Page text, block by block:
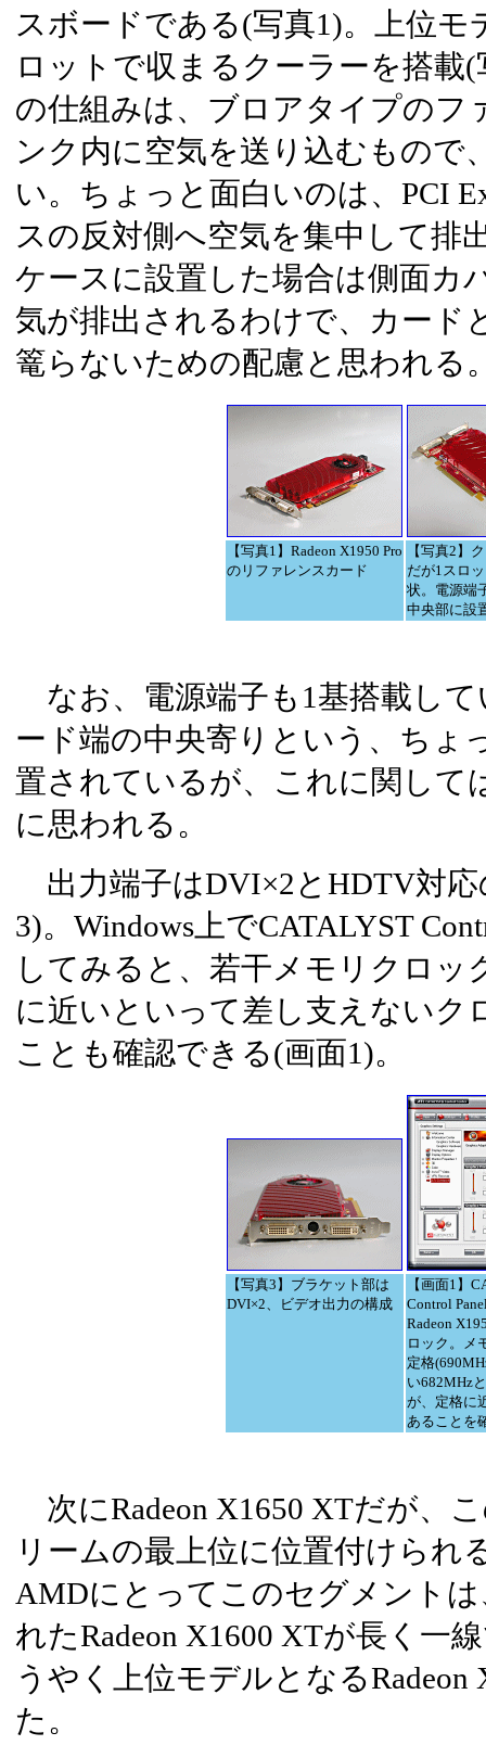
スボードである(写真1)。上位モ
ロットで収まるクーラーを搭載
の仕組みは、ブロアタイプのフ
ンク内に空気を送り込むもので
い。ちょっと面白いのは、PCI
スの反対側へ空気を集中して排
ケースに設置した場合は側面カ
気が排出されるわけで、カード
篭らないための配慮と思われる
【写真1】Radeon X1950 Pro
のリファレンスカード
【写真2】
だが1スロ
状。電源端
中央部に設
なお、電源端子も1基搭載し
ード端の中央寄りという、ちょ
置されているが、これに関して
に思われる。
出力端子はDVI×2とHDTV対応
3)。Windows上でCATALYST
してみると、若干メモリクロッ
に近いといって差し支えないク
ことも確認できる(画面1)。
【写真3】ブラケット部は
DVI×2、ビデオ出力の構成
【画面1】
Control
Radeon
ロック。メ
定格
い682MHz
が、定格に
あることを
次にRadeon X1650 XTだが、
リームの最上位に位置付けられ
AMDにとってこのセグメント
れたRadeon X1600 XTが長く一
うやく上位モデルとなるRadeon
た。